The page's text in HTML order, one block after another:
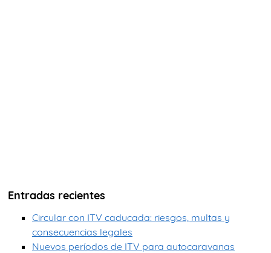
Entradas recientes
Circular con ITV caducada: riesgos, multas y
consecuencias legales
Nuevos períodos de ITV para autocaravanas